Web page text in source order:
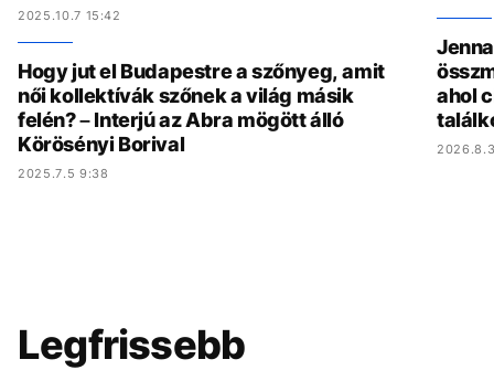
2025.10.7 15:42
Hogy jut el Budapestre a szőnyeg, amit
női kollektívák szőnek a világ másik
felén? – Interjú az Abra mögött álló
Körösényi Borival
2025.7.5 9:38
ahol
Legfrissebb